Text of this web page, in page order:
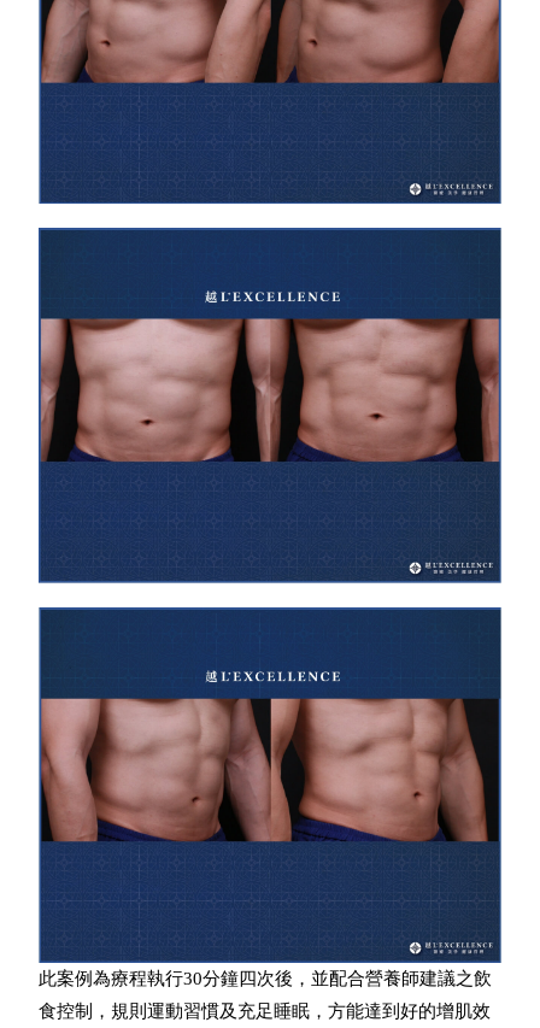
此案例為療程執行30分鐘四次後，並配合營養師建議之飲
食控制，規則運動習慣及充足睡眠，方能達到好的增肌效